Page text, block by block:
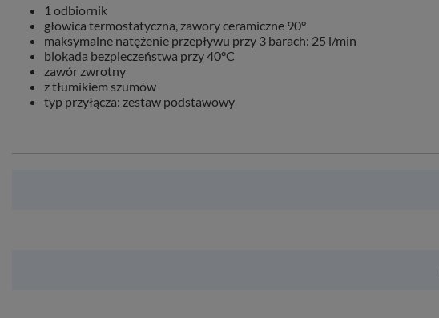
1 odbiornik
głowica termostatyczna, zawory ceramiczne 90°
maksymalne natężenie przepływu przy 3 barach: 25 l/min
blokada bezpieczeństwa przy 40°C
zawór zwrotny
z tłumikiem szumów
typ przyłącza: zestaw podstawowy